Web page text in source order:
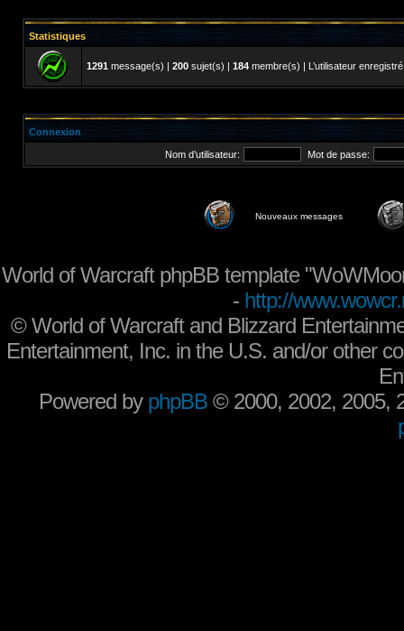
Statistiques
1291 message(s) | 200 sujet(s) | 184 membre(s) | L’utilisateur
Connexion
Nom d’utilisateur: Mot de passe:
Nouveaux messages
World of Warcraft phpBB template
- http://
©World of Warcraft and Blizzard
Entertainment, Inc. in the U.S. and/or other
Powered by phpBB © 2000, 2002, 2005,